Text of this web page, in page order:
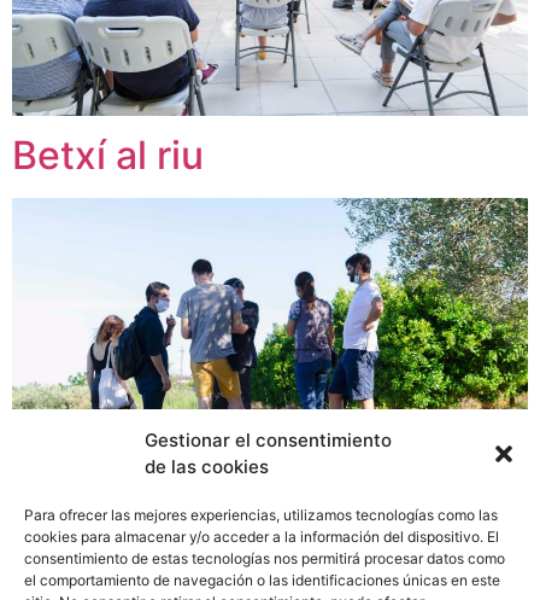
Gestionar el consentimiento
de las cookies
Para ofrecer las mejores experiencias, utilizamos tecnologías como las
cookies para almacenar y/o acceder a la información del dispositivo. El
consentimiento de estas tecnologías nos permitirá procesar datos como
el comportamiento de navegación o las identificaciones únicas en este
Betxí al riu
←més antigues